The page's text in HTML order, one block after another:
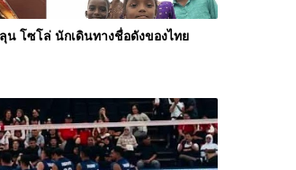
น โซโล่ นักเดินทางชื่อดังของไทย